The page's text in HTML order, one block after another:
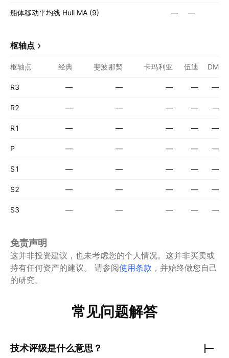
船体移动平均线 Hull MA (9) — —
枢轴点
枢轴点 经典 斐波那契 卡玛利亚 伍迪 DM
R3 — — — — —
R2 — — — — —
R1 — — — — —
P — — — — —
S1 — — — — —
S2 — — — — —
S3 — — — — —
免责声明
这并非投资建议，也未考虑您的个人情况。这并非买卖或
持有任何资产的建议。
请参阅使用条款 ，并始终做您自己
的研究。
常见问题解答
技术评级是什么意思？